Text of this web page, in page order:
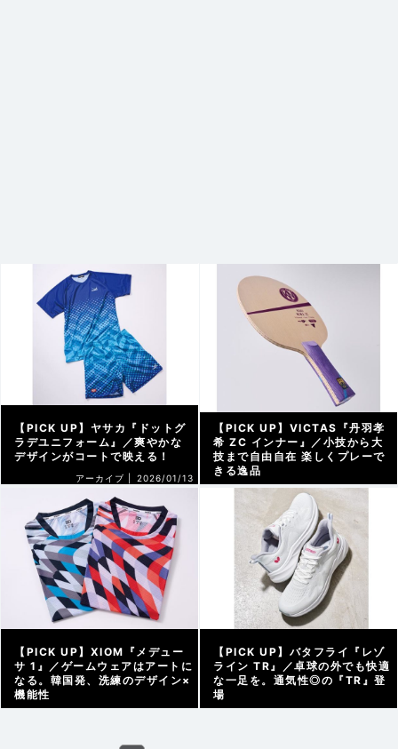
【PICK UP】ヤサカ『ドットグ
ラデユニフォーム』／爽やかな
デザインがコートで映える！
アーカイブ | 2026/01/13
【PICK UP】VICTAS『丹羽孝
希 ZC インナー』／小技から大
技まで自由自在 楽しくプレーで
きる逸品
アーカイブ |
【PICK UP】XIOM『メデュー
サ 1』／ゲームウェアはアートに
なる。韓国発、洗練のデザイン×
機能性
【PICK UP】バタフライ『レゾ
ライン TR』／卓球の外でも快適
な一足を。通気性◎の『TR』登
場